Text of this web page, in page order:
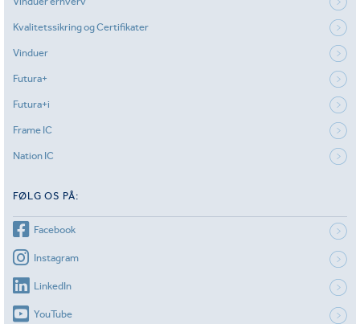
Kvalitetssikring og Certifikater
Vinduer
Futura+
Futura+i
Frame IC
Nation IC
FØLG OS PÅ:
Facebook
Instagram
LinkedIn
YouTube